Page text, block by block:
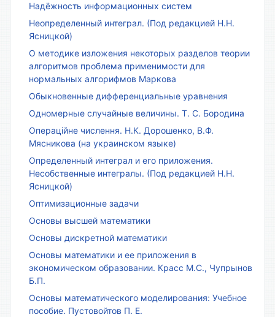
Надёжность информационных систем
Неопределенный интеграл. (Под редакцией Н.Н.
Ясницкой)
О методике изложения некоторых разделов теории
алгоритмов проблема применимости для
нормальных алгорифмов Маркова
Обыкновенные дифференциальные уравнения
Одномерные случайные величины. Т. С. Бородина
Операційне числення. Н.К. Дорошенко, В.Ф.
Мясникова (на украинском языке)
Определенный интеграл и его приложения.
Несобственные интегралы. (Под редакцией Н.Н.
Ясницкой)
Оптимизационные задачи
Основы высшей математики
Основы дискретной математики
Основы математики и ее приложения в
экономическом образовании. Красс М.С., Чупрынов
Б.П.
Основы математического моделирования: Учебное
пособие. Пустовойтов П. Е.